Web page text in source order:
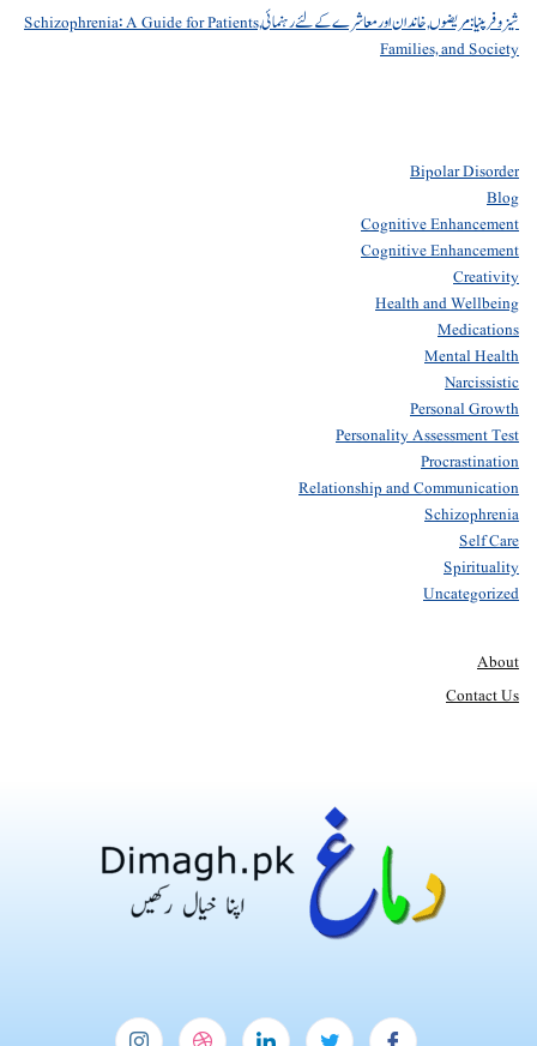
شیزوفرینیا: مریضوں, خاندان اور معاشرے کے لئے رہنمائی Schizophrenia: A Guide for Patients,
Families, and Society
Bipolar Disorder
Blog
Cognitive Enhancement
Cognitive Enhancement
Creativity
Health and Wellbeing
Medications
Mental Health
Narcissistic
Personal Growth
Personality Assessment Test
Procrastination
Relationship and Communication
Schizophrenia
Self Care
Spirituality
Uncategorized
About
Contact Us